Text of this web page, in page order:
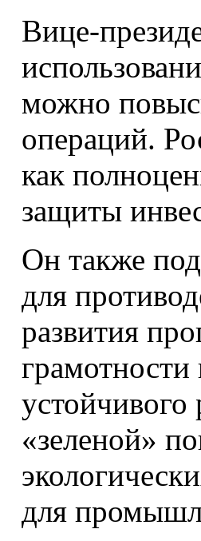
Вице-
можно
операций.
как
защиты
Он также
для
развития
«зеленой»
для